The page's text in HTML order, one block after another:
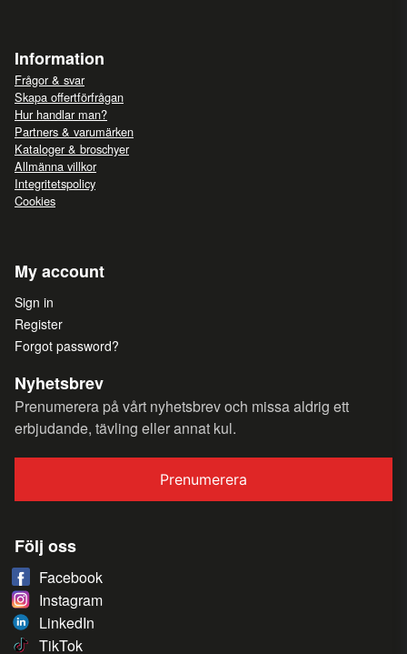
Information
Frågor & svar
Skapa offertförfrågan
Hur handlar man?
Partners & varumärken
Kataloger & broschyer
Allmänna villkor
Integritetspolicy
Cookies
My account
Sign in
Register
Forgot password?
Nyhetsbrev
Prenumerera på vårt nyhetsbrev och missa aldrig ett
erbjudande, tävling eller annat kul.
Prenumerera
Följ oss
Facebook
Instagram
LinkedIn
TikTok